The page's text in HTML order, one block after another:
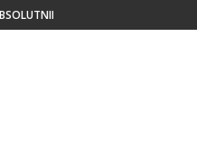
CIĘ ZASKOCZĄ